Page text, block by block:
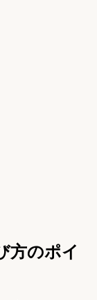
方のポイ